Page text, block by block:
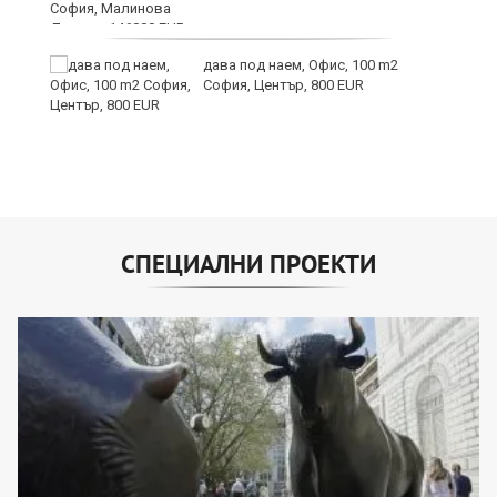
дава под наем, Офис, 100 m2
София, Център, 800 EUR
СПЕЦИАЛНИ ПРОЕКТИ